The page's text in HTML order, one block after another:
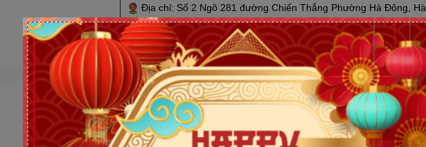
Địa chỉ: Số 2 Ngõ 281 đường Chiến Thắng Phường Hà Đông, Hà
Nội( Xem vị trí)